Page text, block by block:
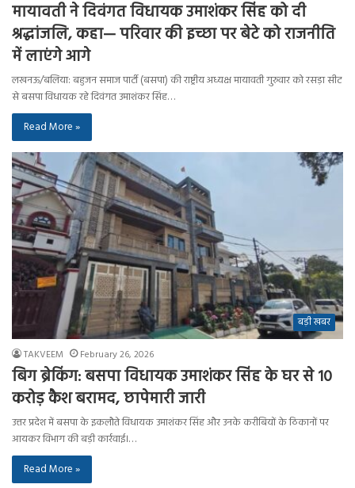
मायावती ने दिवंगत विधायक उमाशंकर सिंह को दी
श्रद्धांजलि, कहा— परिवार की इच्छा पर बेटे को राजनीति
में लाएंगे आगे
लखनऊ/बलिया: बहुजन समाज पार्टी (बसपा) की राष्ट्रीय अध्यक्ष मायावती गुरुवार को रसड़ा सीट
से बसपा विधायक रहे दिवंगत उमाशंकर सिंह…
Read More »
बड़ी खबर
TAKVEEM February 26, 2026
बिग ब्रेकिंग: बसपा विधायक उमाशंकर सिंह के घर से 10
करोड़ कैश बरामद, छापेमारी जारी
उत्तर प्रदेश में बसपा के इकलौते विधायक उमाशंकर सिंह और उनके करीबियों के ठिकानों पर
आयकर विभाग की बड़ी कार्रवाई।…
Read More »